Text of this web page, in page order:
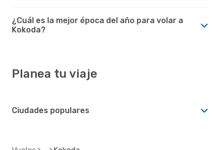
¿Cuál es la mejor época del año para volar a
Kokoda?
Planea tu viaje
Ciudades populares